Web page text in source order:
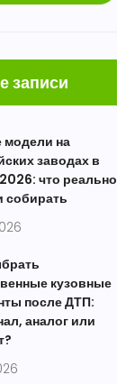
записи
на
заводах в
что реально
собирать
кузовные
после ДТП:
аналог или